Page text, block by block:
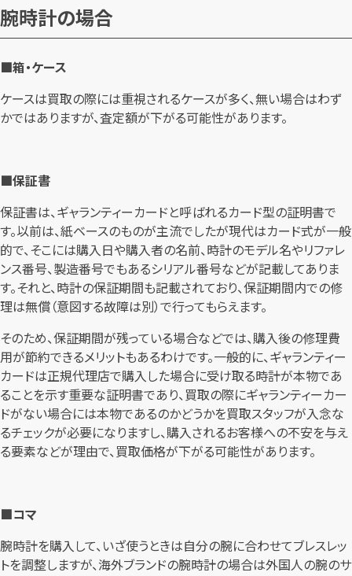
腕時計の場合
■箱・ケース
ケースは買取の際には重視されるケースが多く、無い場合はわず
かではありますが、査定額が下がる可能性があります。
■保証書
保証書は、ギャランティーカードと呼ばれるカード型の証明書で
す。以前は、紙ベースのものが主流でしたが現代はカード式が一般
的で、そこには購入日や購入者の名前、時計のモデル名やリファレ
ンス番号、製造番号でもあるシリアル番号などが記載してありま
す。それと、時計の保証期間も記載されており、保証期間内での修
理は無償（意図する故障は別）で行ってもらえます。
そのため、保証期間が残っている場合などでは、購入後の修理費
用が節約できるメリットもあるわけです。一般的に、ギャランティー
カードは正規代理店で購入した場合に受け取る時計が本物であ
ることを示す重要な証明書であり、買取の際にギャランティーカー
ドがない場合には本物であるのかどうかを買取スタッフが入念な
るチェックが必要になりますし、購入されるお客様への不安を与え
る要素などが理由で、買取価格が下がる可能性があります。
■コマ
腕時計を購入して、いざ使うときは自分の腕に合わせてブレスレッ
トを調整しますが、海外ブランドの腕時計の場合は外国人の腕のサ